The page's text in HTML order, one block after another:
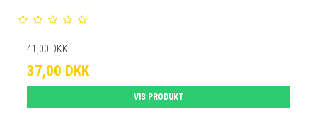
41,00 DKK
37,00 DKK
VIS PRODUKT